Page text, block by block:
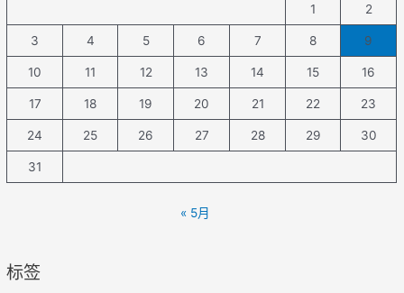
1 2
3 4 5 6 7 8 9
10 11 12 13 14 15 16
17 18 19 20 21 22 23
24 25 26 27 28 29 30
31
« 5月
标签